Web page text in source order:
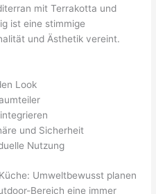
mit Terrakotta und
ist eine stimmige
und Ästhetik vereint.
Look
und Sicherheit
Nutzung
Umweltbewusst planen
Bereich eine immer